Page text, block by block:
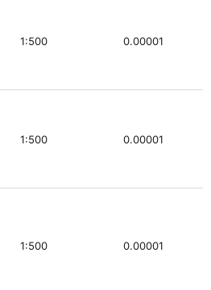
1:500 0.00001
1:500 0.00001
1:500 0.00001